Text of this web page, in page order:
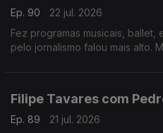
Ep. 90
22 jul. 2026
Fez programas musicais, ballet,
pelo jornalismo falou mais alto.
Filipe Tavares com
Ep. 89
21 jul. 2026